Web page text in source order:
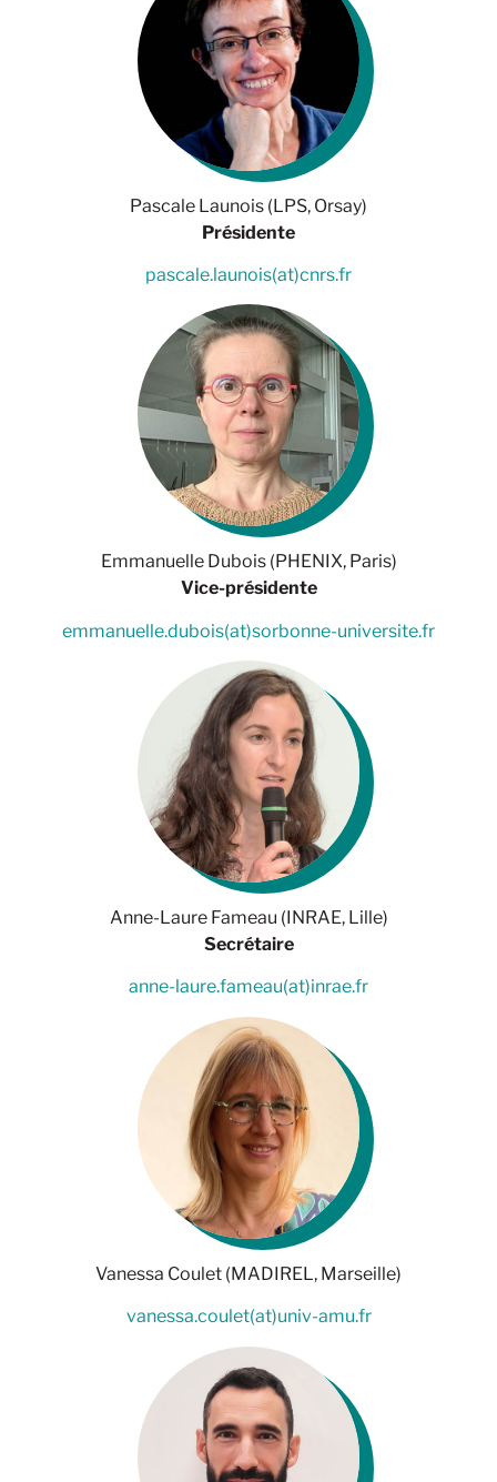
Pascale Launois (LPS, Orsay)
Présidente
pascale.launois(at)cnrs.fr
Emmanuelle Dubois (PHENIX, Paris)
Vice-présidente
emmanuelle.dubois(at)sorbonne-universite.fr
Anne-Laure Fameau (INRAE, Lille)
Secrétaire
anne-laure.fameau(at)inrae.fr
Vanessa Coulet (MADIREL, Marseille)
vanessa.coulet(at)univ-amu.fr